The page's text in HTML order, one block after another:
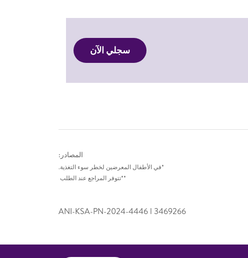
سجلي الآن
المصادر:
*في الأطفال المعرضين لخطر سوء التغذية.
**تتوفر المراجع عند الطلب
ANI-KSA-PN-2024-4446 l 346­9266